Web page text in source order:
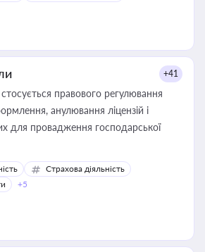
+41
правового регулювання
анулювання ліцензій і
для провадження господарської
Страхова діяльність
+5